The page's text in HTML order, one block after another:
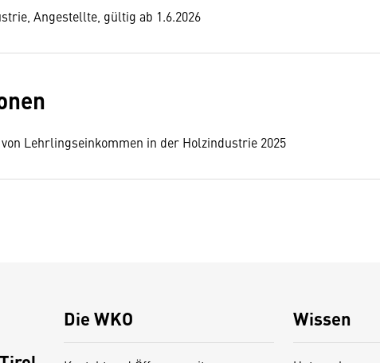
Angestellte, gültig ab 1.6.2026
Lehrlingseinkommen in der Holzindustrie 2025
Die WKO Wissen